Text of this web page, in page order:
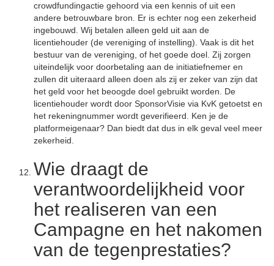
crowdfundingactie gehoord via een kennis of uit een
andere betrouwbare bron. Er is echter nog een zekerheid
ingebouwd. Wij betalen alleen geld uit aan de
licentiehouder (de vereniging of instelling). Vaak is dit het
bestuur van de vereniging, of het goede doel. Zij zorgen
uiteindelijk voor doorbetaling aan de initiatiefnemer en
zullen dit uiteraard alleen doen als zij er zeker van zijn dat
het geld voor het beoogde doel gebruikt worden. De
licentiehouder wordt door SponsorVisie via KvK getoetst en
het rekeningnummer wordt geverifieerd. Ken je de
platformeigenaar? Dan biedt dat dus in elk geval veel meer
zekerheid.
Wie draagt de
verantwoordelijkheid voor
het realiseren van een
Campagne en het nakomen
van de tegenprestaties?